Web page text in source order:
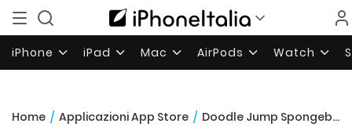
iPhone iPad Mac AirPods Watch
Home / Applicazioni App Store / Doodle Jump Spongebob Squareparents: un’avventura tra i fondali marini